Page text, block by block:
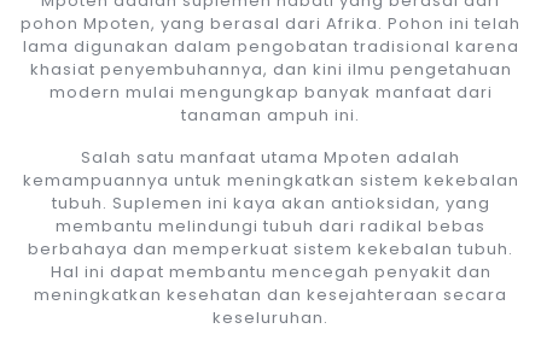
pohon Mpoten, yang berasal dari Afrika. Pohon ini telah
lama digunakan dalam pengobatan tradisional karena
khasiat penyembuhannya, dan kini ilmu pengetahuan
modern mulai mengungkap banyak manfaat dari
tanaman ampuh ini.
Salah satu manfaat utama Mpoten adalah
kemampuannya untuk meningkatkan sistem kekebalan
tubuh. Suplemen ini kaya akan antioksidan, yang
membantu melindungi tubuh dari radikal bebas
berbahaya dan memperkuat sistem kekebalan tubuh.
Hal ini dapat membantu mencegah penyakit dan
meningkatkan kesehatan dan kesejahteraan secara
keseluruhan.